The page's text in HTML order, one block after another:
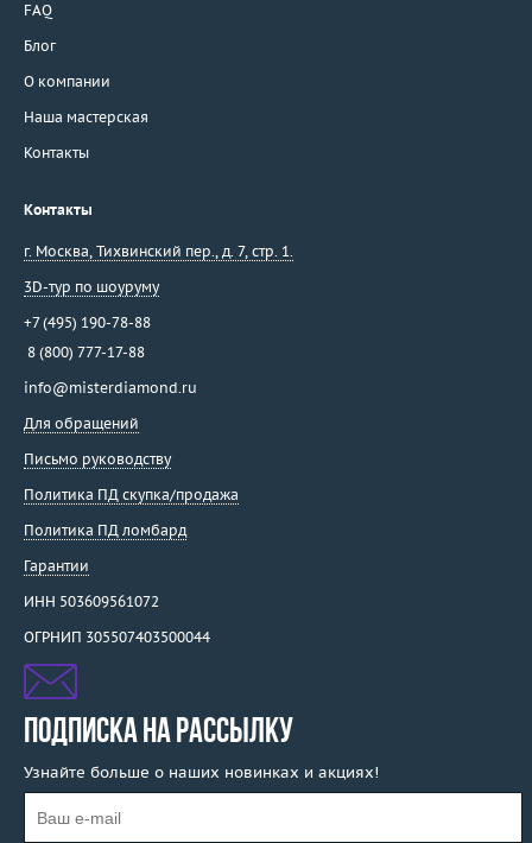
FAQ
Блог
О компании
Наша мастерская
Контакты
Контакты
г. Москва, Тихвинский пер., д. 7, стр. 1.
3D-тур по шоуруму
+7 (495) 190-78-88
8 (800) 777-17-88
info@misterdiamond.ru
Для обращений
Письмо руководству
Политика ПД скупка/продажа
Политика ПД ломбард
Гарантии
ИНН 503609561072
ОГРНИП 305507403500044
ПОДПИСКА НА РАССЫЛКУ
Узнайте больше о наших новинках и акциях!